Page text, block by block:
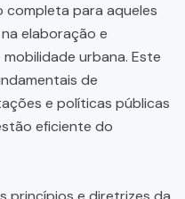
completa para aqueles
elaboração e
urbana. Este
de
e políticas públicas
eficiente do